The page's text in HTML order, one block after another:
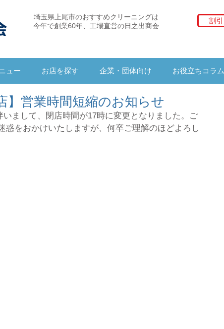
埼玉県上尾市のおすすめクリーニングは
今年で創業60年、工場直営の日之出商会
割
ュー お店を探す 企業・団体向け お役立ちコラム
】営業時間短縮のお知らせ
まして、閉店時間が17時に変更となりました。ご
惑をおかけいたしますが、何卒ご理解のほどよろし